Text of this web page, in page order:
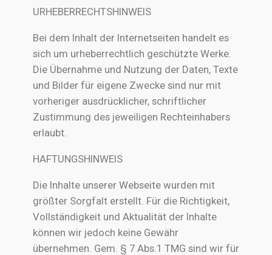
URHEBERRECHTSHINWEIS
Bei dem Inhalt der Internetseiten handelt es
sich um urheberrechtlich geschützte Werke.
Die Übernahme und Nutzung der Daten, Texte
und Bilder für eigene Zwecke sind nur mit
vorheriger ausdrücklicher, schriftlicher
Zustimmung des jeweiligen Rechteinhabers
erlaubt.
HAFTUNGSHINWEIS
Die Inhalte unserer Webseite wurden mit
größter Sorgfalt erstellt. Für die Richtigkeit,
Vollständigkeit und Aktualität der Inhalte
können wir jedoch keine Gewähr
übernehmen. Gem. § 7 Abs.1 TMG sind wir für